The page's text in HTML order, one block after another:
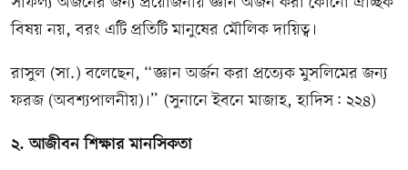
বিষয় নয়, বরং এটি প্রতিটি মানুষের মৌলিক দায়িত্ব।
রাসুল (সা.) বলেছেন, “জ্ঞান অর্জন করা প্রত্যেক মুসলিমের জন্য
ফরজ (অবশ্যপালনীয়)।” (সুনানে ইবনে মাজাহ, হাদিস: ২২৪)
২. আজীবন শিক্ষার মানসিকতা